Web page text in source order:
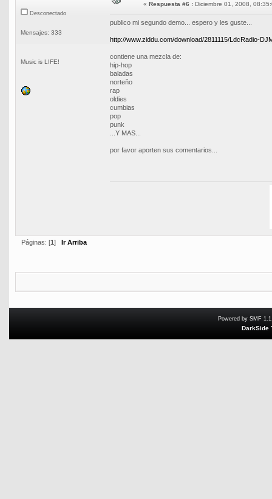
Desconectado
Mensajes: 333
Music is LIFE!
« Respuesta #6 : Diciembre 01, 2008,
publico mi segundo demo... espero y les guste...
http://www.ziddu.com/download/2811115/LdcRadio-
contiene una mezcla de:
hip-hop
baladas
norteño
rap
oldies
cumbias
pop
punk
...Y MAS...
por favor aporten sus comentarios...
Páginas: [1 ] Ir Arriba
Powered by SMF
DarkSide